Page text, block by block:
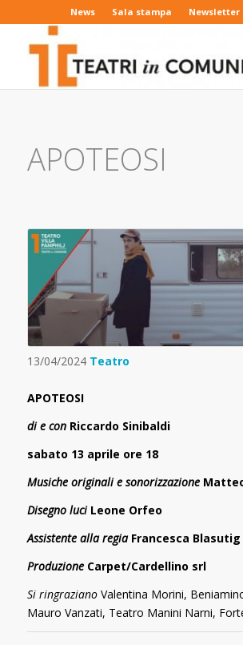
News Sala stampa Newsletter
APOTEOSI
13/04/2024 Teatro
APOTEOSI
di e conRiccardo Sinibaldi
sabato 13 aprile ore 18
Musiche originali e sonorizzazione
Disegno luciLeone Orfeo
Assistente alla regiaFrancesca Blasutig
ProduzioneCarpet/Cardellino srl
Si ringraziano Valentina Morini,
Mauro Vanzati, Teatro Manini Narni,